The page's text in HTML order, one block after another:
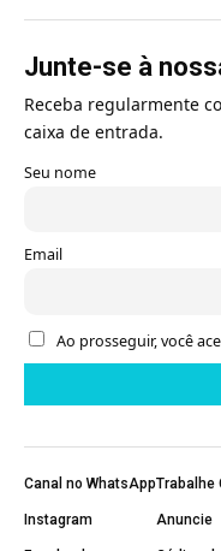
Junte-se à
Receba regularmente
caixa de entrada.
Seu nome
Email
Ao prosseguir, você
Canal no WhatsApp
Instagram
Trabalhe
Anuncie